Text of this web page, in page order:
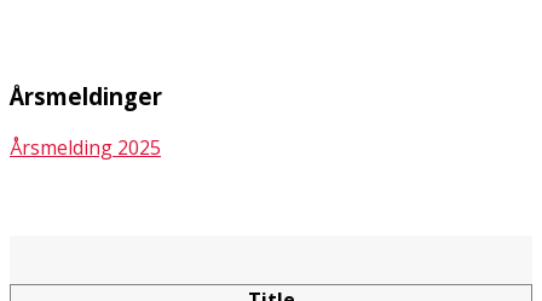
Årsmeldinger
Årsmelding 2025